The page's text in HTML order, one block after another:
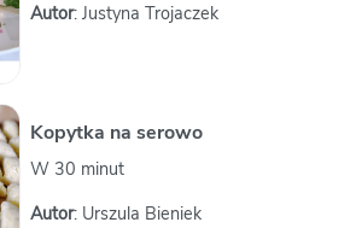
Autor: Justyna Trojaczek
Kopytka na serowo
W 30 minut
Autor: Urszula Bieniek